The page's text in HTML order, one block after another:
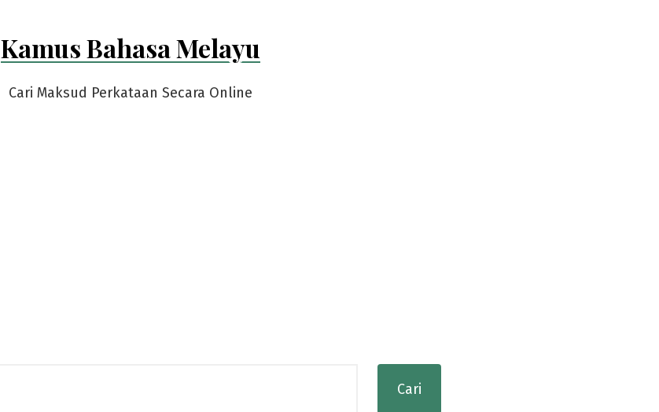
Kamus Bahasa Melayu
Cari Maksud Perkataan Secara Online